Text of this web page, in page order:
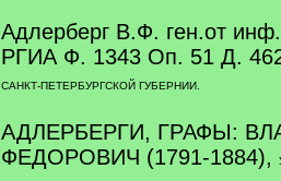
Адлерберг В.Ф. ген.от
РГИА Ф. 1343 Оп. 51 Д.
САНКТ-ПЕТЕРБУРГСКОЙ ГУБЕРНИИ.
АДЛЕРБЕРГИ, ГРАФЫ:
ФЕДОРОВИЧ (1791-1884),